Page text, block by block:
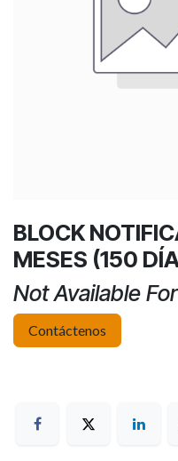
BLOCK
MESES (150
Not Available
Contáctenos